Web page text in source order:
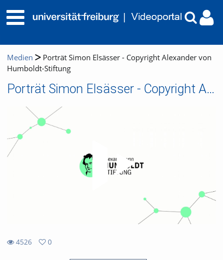
Medien
Porträt Simon Elsässer - Copyright Alexander von
Humboldt-Stiftung
Porträt Simon Elsässer - Copyright Alexander von Humboldt-Stiftung
4526
0